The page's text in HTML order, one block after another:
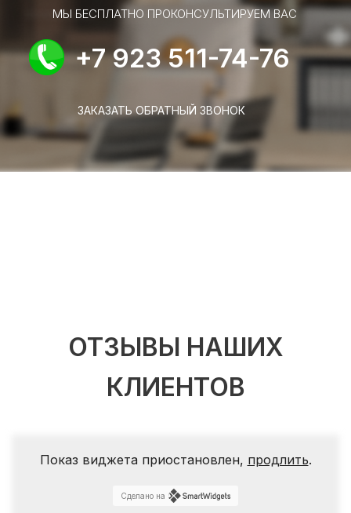
МЫ БЕСПЛАТНО ПРОКОНСУЛЬТИРУЕМ ВАС
+7 923 511-74-76
ЗАКАЗАТЬ ОБРАТНЫЙ ЗВОНОК
ОТЗЫВЫ НАШИХ
КЛИЕНТОВ
Показ виджета приостановлен, продлить.
Сделано на